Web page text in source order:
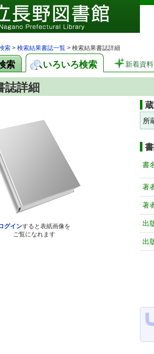
索 > 検索結果書誌一覧 > 検索結果書誌詳細
索 いろいろ検索 新着資料
誌詳細
グインすると表紙画像を
ご覧になれます
所
書
著
著
出
出